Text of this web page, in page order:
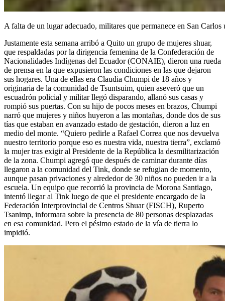
A falta de un lugar adecuado, militares que permanece en San Carlos
Justamente esta semana arribó a Quito un grupo de mujeres shuar,
que respaldadas por la dirigencia femenina de la Confederación de
Nacionalidades Indígenas del Ecuador (CONAIE), dieron una rueda
de prensa en la que expusieron las condiciones en las que dejaron
sus hogares. Una de ellas era Claudia Chumpi de 18 años y
originaria de la comunidad de Tsuntsuim, quien aseveró que un
escuadrón policial y militar llegó disparando, allanó sus casas y
rompió sus puertas. Con su hijo de pocos meses en brazos, Chumpi
narró que mujeres y niños huyeron a las montañas, donde dos de sus
tías que estaban en avanzado estado de gestación, dieron a luz en
medio del monte. “Quiero pedirle a Rafael Correa que nos devuelva
nuestro territorio porque eso es nuestra vida, nuestra tierra”, exclamó
la mujer tras exigir al Presidente de la República la desmilitarización
de la zona. Chumpi agregó que después de caminar durante días
llegaron a la comunidad del Tink, donde se refugian de momento,
aunque pasan privaciones y alrededor de 30 niños no pueden ir a la
escuela. Un equipo que recorrió la provincia de Morona Santiago,
intentó llegar al Tink luego de que el presidente encargado de la
Federación Interprovincial de Centros Shuar (FISCH), Ruperto
Tsanimp, informara sobre la presencia de 80 personas desplazadas
en esa comunidad. Pero el pésimo estado de la vía de tierra lo
impidió.